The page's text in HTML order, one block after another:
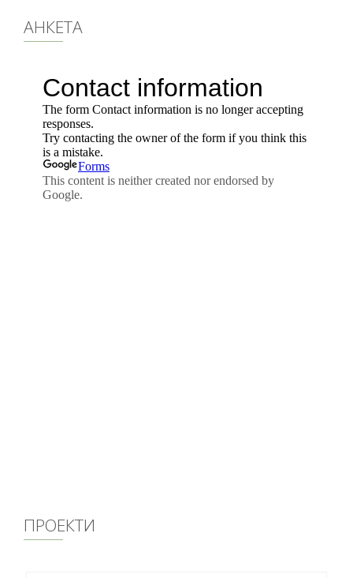
АНКЕТА
ПРОЕКТИ